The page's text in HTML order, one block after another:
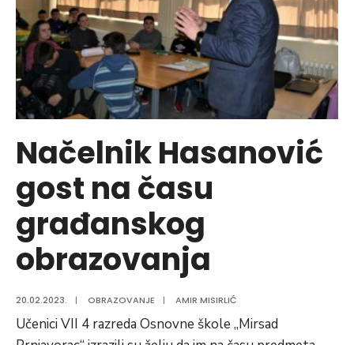
u
sastav
Federacije
Bosne
i
Hercegovine
Načelnik Hasanović
gost na času
građanskog
obrazovanja
20.02.2023. | OBRAZOVANJE | AMIR MISIRLIĆ
Učenici VII 4 razreda Osnovne škole „Mirsad